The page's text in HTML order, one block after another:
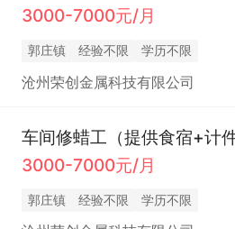
3000-7000元/月
郭庄镇 经验不限 学历不限
沧州荣创金属科技有限公司
车间修蜡工（提供食宿+计件
3000-7000元/月
郭庄镇 经验不限 学历不限